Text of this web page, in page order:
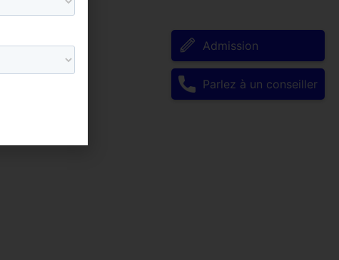
Admission
Parlez à un conseiller